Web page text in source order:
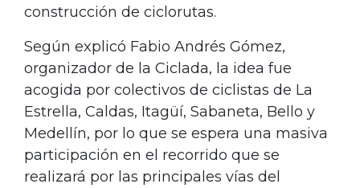
construcción de ciclorutas.
Según explicó Fabio Andrés Gómez,
organizador de la Ciclada, la idea fue
acogida por colectivos de ciclistas de La
Estrella, Caldas, Itagüí, Sabaneta, Bello y
Medellín, por lo que se espera una masiva
participación en el recorrido que se
realizará por las principales vías del